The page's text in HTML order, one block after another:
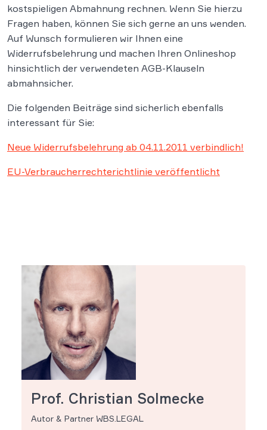
kostspieligen Abmahnung rechnen. Wenn Sie hierzu
Fragen haben, können Sie sich gerne an uns wenden.
Auf Wunsch formulieren wir Ihnen eine
Widerrufsbelehrung und machen Ihren Onlineshop
hinsichtlich der verwendeten AGB-Klauseln
abmahnsicher.
Die folgenden Beiträge sind sicherlich ebenfalls
interessant für Sie:
Neue Widerrufsbelehrung ab 04.11.2011 verbindlich!
EU-Verbraucherrechterichtlinie veröffentlicht
Prof. Christian Solmecke
Autor & Partner WBS.LEGAL